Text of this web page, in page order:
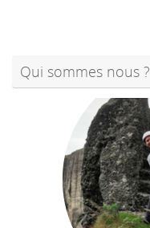
Qui sommes nous ?